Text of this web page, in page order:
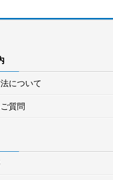
について
質問